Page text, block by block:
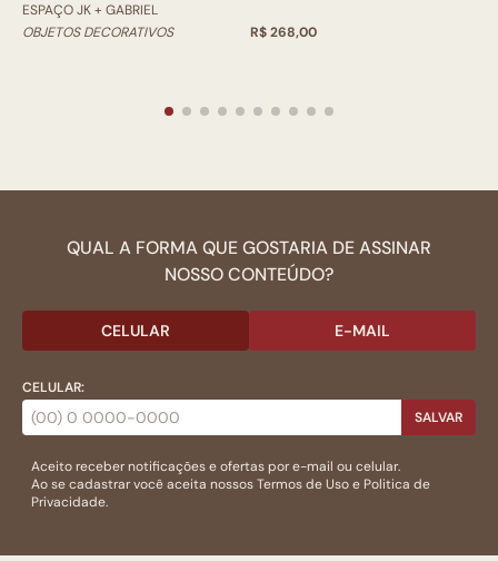
ESPAÇO JK + GABRIEL
OBJETOS DECORATIVOS
R$ 268,00
QUAL A FORMA QUE GOSTARIA DE ASSINAR
NOSSO CONTEÚDO?
CELULAR E-MAIL
CELULAR:
SALVAR
Aceito receber notificações e ofertas por e-mail ou celular.
Ao se cadastrar você aceita nossosTermos de Usoe Politica de
Privacidade.